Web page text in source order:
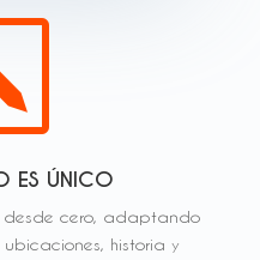
ES ÚNICO
desde cero, adaptando
historia y